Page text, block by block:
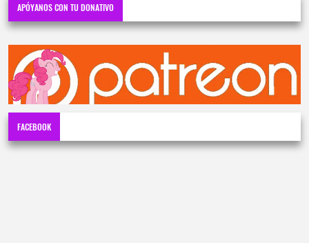
APÓYANOS CON TU DONATIVO
FACEBOOK